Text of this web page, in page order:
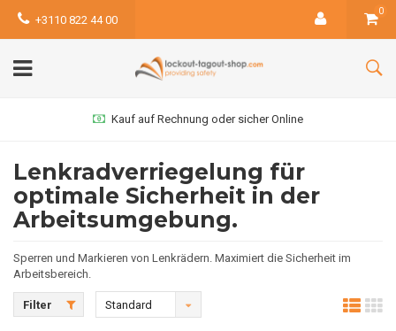
+3110 822 44 00
0
Kauf auf Rechnung oder sicher Online
Lenkradverriegelung für
optimale Sicherheit in der
Arbeitsumgebung.
Sperren und Markieren von Lenkrädern. Maximiert die Sicherheit im
Arbeitsbereich.
Filter Standard